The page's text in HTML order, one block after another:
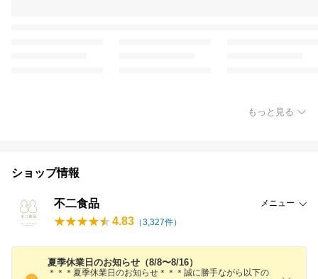
もっと見る
ショップ情報
不二食品 メニュー
4.83 （3,327件）
夏季休業日のお知らせ（8/8〜8/16）
＊＊＊夏季休業日のお知らせ＊＊＊誠に勝手ながら以下の